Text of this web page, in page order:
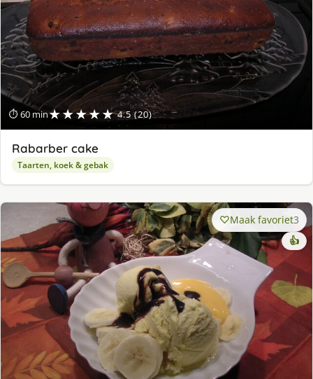
⏱ 60 min★★★★★ 4.5 (20)
Rabarber cake
Taarten, koek & gebak
Maak favoriet3
👍